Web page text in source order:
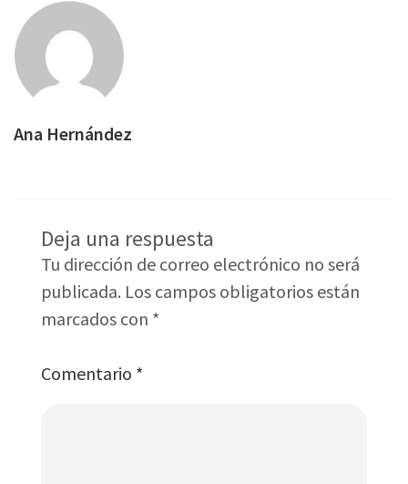
Ana Hernández
Deja una respuesta
Tu dirección de correo electrónico no será
publicada. Los campos obligatorios están
marcados con *
Comentario *